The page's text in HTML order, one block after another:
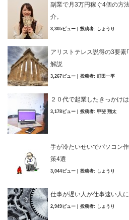
副業で月3万円稼ぐ4個の方
介。
3,305ビュー 投稿者: しょうり
アリストテレス説得の3要素
解説
3,267ビュー 投稿者: 町田一平
２０代で起業したきっかけ
3,178ビュー 投稿者: 甲斐 翔太
手が冷たいせいでパソコン
策4選
3,044ビュー 投稿者: しょうり
仕事が遅い人が仕事速い人
2,949ビュー 投稿者: しょうり